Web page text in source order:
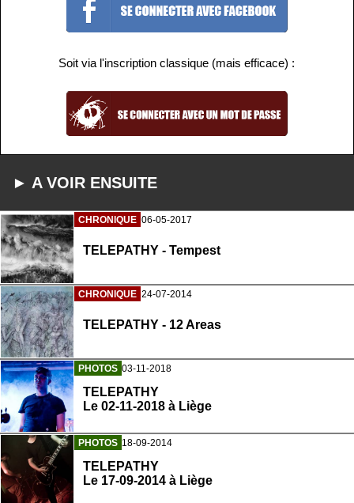
Soit via l'inscription classique (mais efficace) :
► A VOIR ENSUITE
CHRONIQUE 06-05-2017
TELEPATHY - Tempest
CHRONIQUE 24-07-2014
TELEPATHY - 12 Areas
PHOTOS 03-11-2018
TELEPATHY
Le 02-11-2018 à Liège
PHOTOS 18-09-2014
TELEPATHY
Le 17-09-2014 à Liège